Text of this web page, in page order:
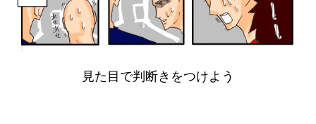
見た目で判断きをつけよう